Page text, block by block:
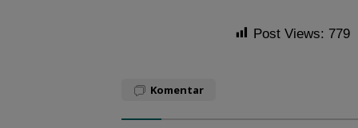
Post Views: 779
Komentar